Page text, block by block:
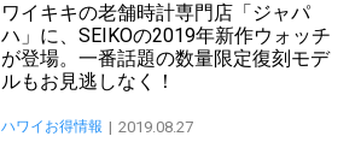
ワイキキの老舗時計専門店「ジャパ
ハ」に、SEIKOの2019年新作ウォッチ
が登場。一番話題の数量限定復刻モデ
ルもお見逃しなく！
ハワイお得情報 2019.08.27